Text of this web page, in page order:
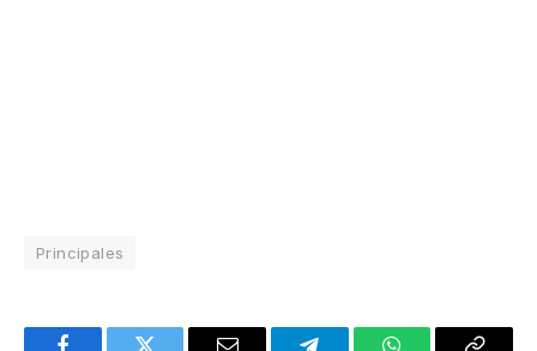
Principales